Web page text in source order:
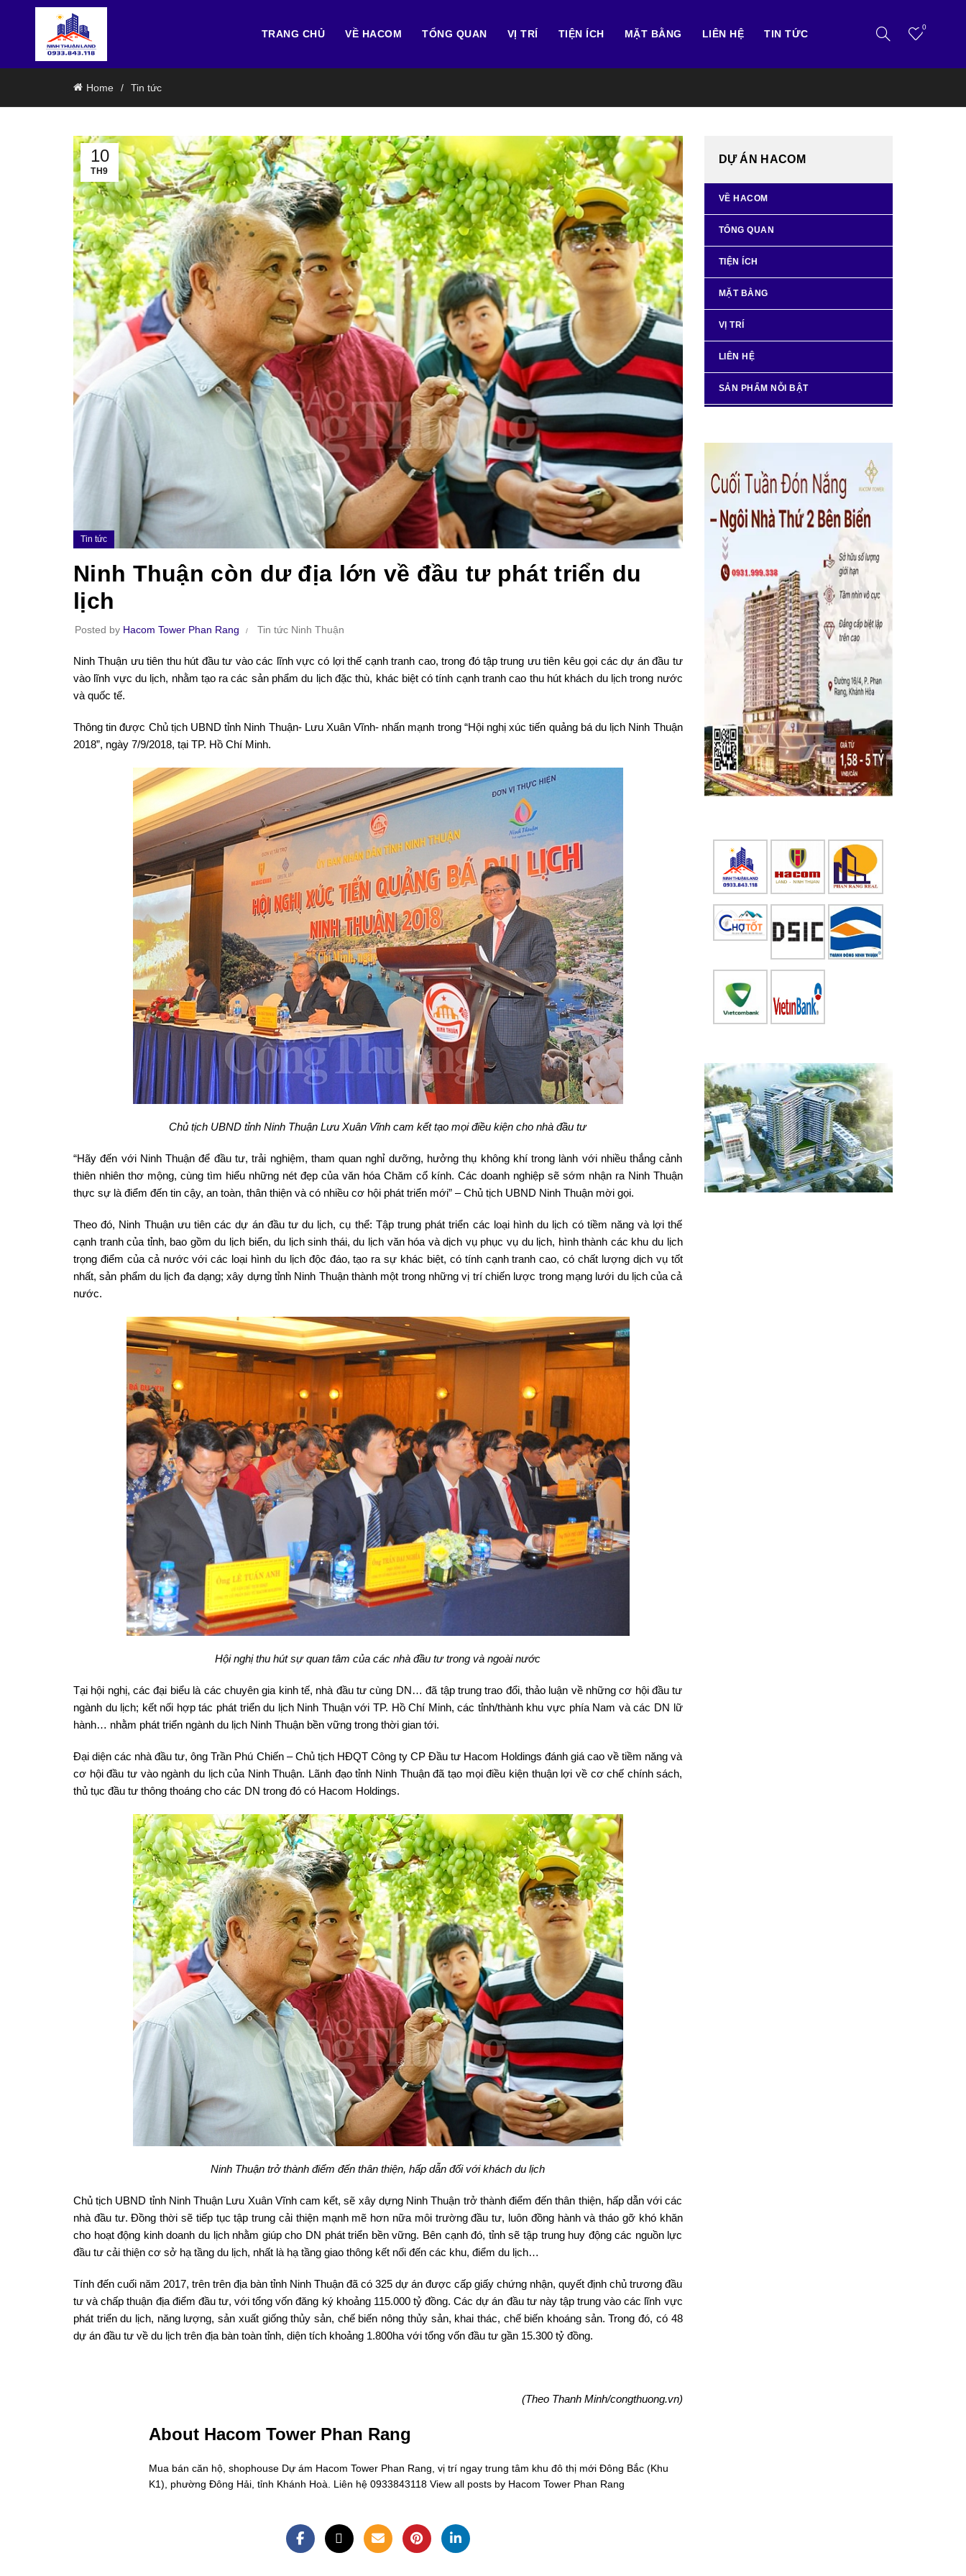
TRANG CHỦ VỀ HACOM TỔNG QUAN VỊ TRÍ TIỆN ÍCH MẶT BẰNG LIÊN HỆ TIN TỨC
0
Home Tin tức
10
TH9
Tin tức
Ninh Thuận còn dư địa lớn về đầu tư phát triển du
lịch
Posted by Hacom Tower Phan Rang Tin tức Ninh Thuận
Ninh Thuận ưu tiên thu hút đầu tư vào các lĩnh vực có lợi thế cạnh tranh cao, trong đó tập trung ưu tiên kêu gọi các dự án đầu tư
vào lĩnh vực du lịch, nhằm tạo ra các sản phẩm du lịch đặc thù, khác biệt có tính cạnh tranh cao thu hút khách du lịch trong nước
và quốc tế.
Thông tin được Chủ tịch UBND tỉnh Ninh Thuận- Lưu Xuân Vĩnh- nhấn mạnh trong “Hội nghị xúc tiến quảng bá du lịch Ninh Thuận
2018”, ngày 7/9/2018, tại TP. Hồ Chí Minh.
Chủ tịch UBND tỉnh Ninh Thuận Lưu Xuân Vĩnh cam kết tạo mọi điều kiện cho nhà đầu tư
“Hãy đến với Ninh Thuận để đầu tư, trải nghiệm, tham quan nghỉ dưỡng, hưởng thụ không khí trong lành với nhiều thắng cảnh
thiên nhiên thơ mộng, cùng tìm hiểu những nét đẹp của văn hóa Chăm cổ kính. Các doanh nghiệp sẽ sớm nhận ra Ninh Thuận
thực sự là điểm đến tin cậy, an toàn, thân thiện và có nhiều cơ hội phát triển mới” – Chủ tịch UBND Ninh Thuận mời gọi.
Theo đó, Ninh Thuận ưu tiên các dự án đầu tư du lịch, cụ thể: Tập trung phát triển các loại hình du lịch có tiềm năng và lợi thế
cạnh tranh của tỉnh, bao gồm du lịch biển, du lịch sinh thái, du lịch văn hóa và dịch vụ phục vụ du lịch, hình thành các khu du lịch
trọng điểm của cả nước với các loại hình du lịch độc đáo, tạo ra sự khác biệt, có tính cạnh tranh cao, có chất lượng dịch vụ tốt
nhất, sản phẩm du lịch đa dạng; xây dựng tỉnh Ninh Thuận thành một trong những vị trí chiến lược trong mạng lưới du lịch của cả
nước.
Hội nghị thu hút sự quan tâm của các nhà đầu tư trong và ngoài nước
Tại hội nghị, các đại biểu là các chuyên gia kinh tế, nhà đầu tư cùng DN… đã tập trung trao đổi, thảo luận về những cơ hội đầu tư
ngành du lịch; kết nối hợp tác phát triển du lịch Ninh Thuận với TP. Hồ Chí Minh, các tỉnh/thành khu vực phía Nam và các DN lữ
hành… nhằm phát triển ngành du lịch Ninh Thuận bền vững trong thời gian tới.
Đại diện các nhà đầu tư, ông Trần Phú Chiến – Chủ tịch HĐQT Công ty CP Đầu tư Hacom Holdings đánh giá cao về tiềm năng và
cơ hội đầu tư vào ngành du lịch của Ninh Thuận. Lãnh đạo tỉnh Ninh Thuận đã tạo mọi điều kiện thuận lợi về cơ chế chính sách,
thủ tục đầu tư thông thoáng cho các DN trong đó có Hacom Holdings.
Ninh Thuận trở thành điểm đến thân thiện, hấp dẫn đối với khách du lịch
Chủ tịch UBND tỉnh Ninh Thuận Lưu Xuân Vĩnh cam kết, sẽ xây dựng Ninh Thuận trở thành điểm đến thân thiện, hấp dẫn với các
nhà đầu tư. Đồng thời sẽ tiếp tục tập trung cải thiện mạnh mẽ hơn nữa môi trường đầu tư, luôn đồng hành và tháo gỡ khó khăn
cho hoạt động kinh doanh du lịch nhằm giúp cho DN phát triển bền vững. Bên cạnh đó, tỉnh sẽ tập trung huy động các nguồn lực
đầu tư cải thiện cơ sở hạ tầng du lịch, nhất là hạ tầng giao thông kết nối đến các khu, điểm du lịch…
Tính đến cuối năm 2017, trên trên địa bàn tỉnh Ninh Thuận đã có 325 dự án được cấp giấy chứng nhận, quyết định chủ trương đầu
tư và chấp thuận địa điểm đầu tư, với tổng vốn đăng ký khoảng 115.000 tỷ đồng. Các dự án đầu tư này tập trung vào các lĩnh vực
phát triển du lịch, năng lượng, sản xuất giống thủy sản, chế biến nông thủy sản, khai thác, chế biến khoáng sản. Trong đó, có 48
dự án đầu tư về du lịch trên địa bàn toàn tỉnh, diện tích khoảng 1.800ha với tổng vốn đầu tư gần 15.300 tỷ đồng.
(Theo Thanh Minh/congthuong.vn)
About Hacom Tower Phan Rang
Mua bán căn hộ, shophouse Dự ám Hacom Tower Phan Rang, vị trí ngay trung tâm khu đô thị mới Đông Bắc (Khu
K1), phường Đông Hải, tỉnh Khánh Hoà. Liên hệ 0933843118 View all posts by Hacom Tower Phan Rang
DỰ ÁN HACOM
VỀ HACOM
TỔNG QUAN
TIỆN ÍCH
MẶT BẰNG
VỊ TRÍ
LIÊN HỆ
SẢN PHẨM NỖI BẬT